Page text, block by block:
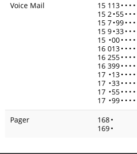
Voice Mail
15 113• • • •
15 2•55• • •
15 7•99• • •
15 9•33• • •
15 •00• • • •
16 013• • • •
16 255• • • •
16 399• • • •
17 •13• • • •
17 •33• • • •
17 •55• • • •
17 •99• • • •
Pager
168•
169•